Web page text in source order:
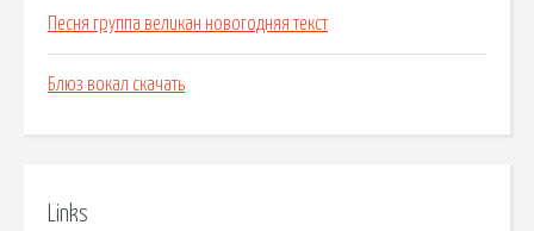
Песня группа великан новогодняя текст
Блюз вокал скачать
Links